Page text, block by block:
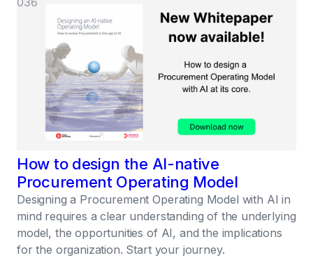
How to design the AI-native
Procurement Operating Model
Designing a Procurement Operating Model with AI in
mind requires a clear understanding of the underlying
model, the opportunities of AI, and the implications
for the organization. Start your journey.